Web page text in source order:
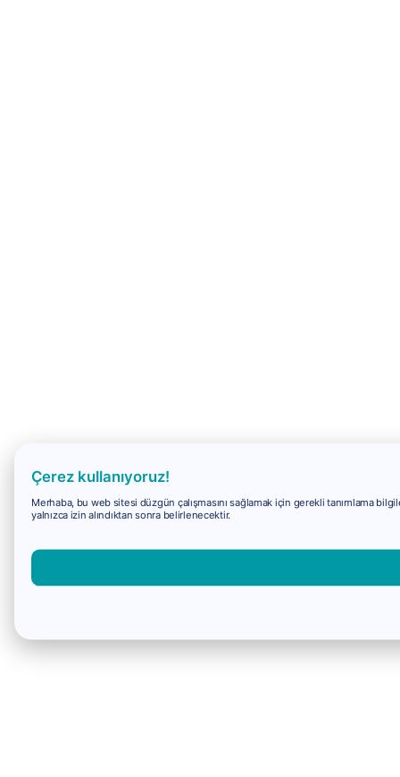
Çerez kullanıyoruz!
Merhaba, bu web sitesi düzgün çalışmasını sağlamak için gerekli tanımlama
yalnızca izin alındıktan sonra belirlenecektir.